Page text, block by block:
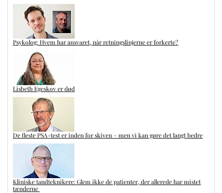
Psykolog: Hvem har ansvaret, når retningslinjerne er forkerte?
Lisbeth Egeskov er død
De fleste PSA-test er inden for skiven – men vi kan gøre det langt bedre
Kliniske tandteknikere: Glem ikke de patienter, der allerede har mistet
tænderne